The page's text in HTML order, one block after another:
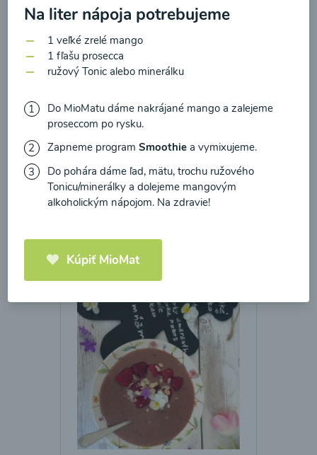
Brokolicové cappuccino
00:25
Načítať ďalšie
Kaše
Na liter nápoja potrebujeme
1 veľké zrelé mango
1 fľašu prosecca
ružový Tonic alebo minerálku
Do MioMatu dáme nakrájané mango a zalejeme
proseccom po rysku.
Zapneme programSmoothie a vymixujeme.
Do pohára dáme ľad, mätu, trochu ružového
Tonicu/minerálky a dolejeme mangovým
alkoholickým nápojom. Na zdravie!
Kúpiť MioMat
prečítal(a)informácie o Ochrane osobných
údajova súhlasím s nimi.